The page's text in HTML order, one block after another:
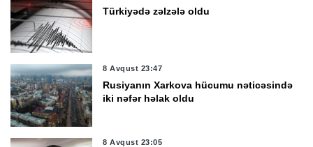
Türkiyədə zəlzələ oldu
8 Avqust 23:47
Rusiyanın Xarkova hücumu nəticəsində
iki nəfər həlak oldu
8 Avqust 23:05